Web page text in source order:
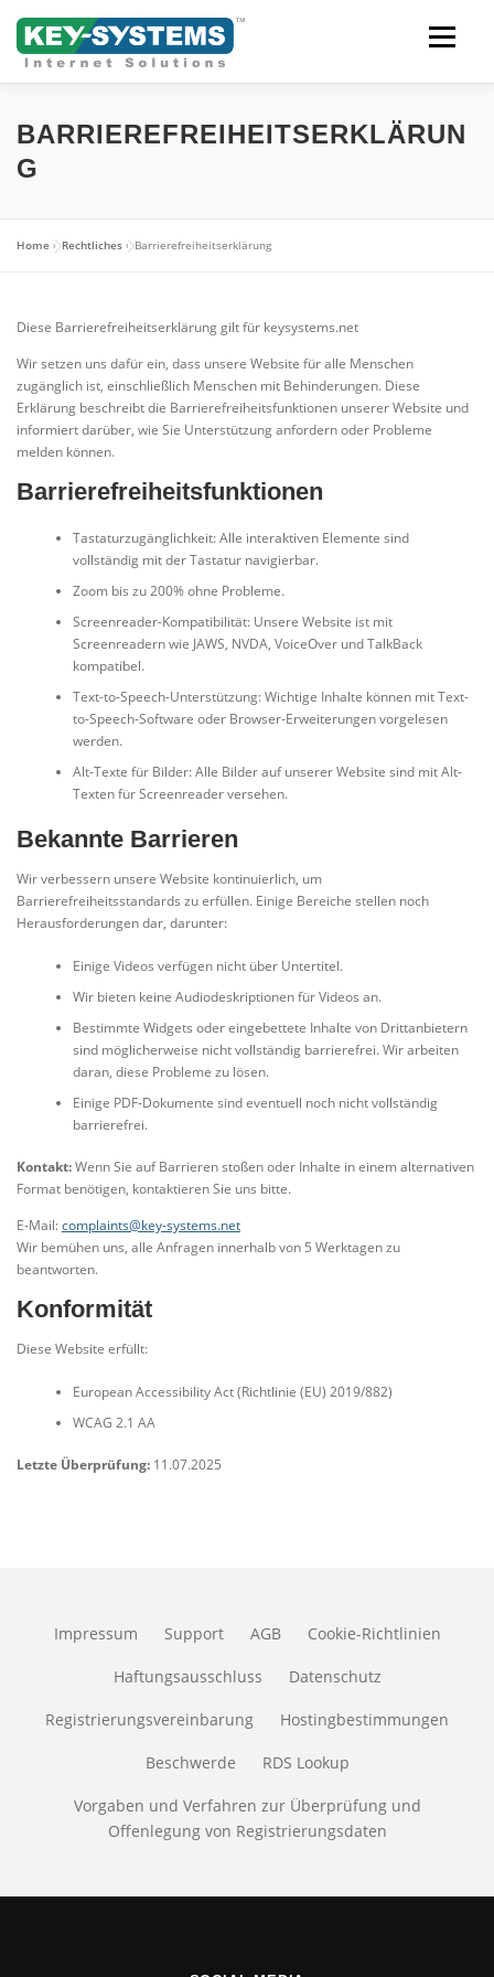
content
BARRIEREFREIHEITSERKLÄRUN
G
Home »Rechtliches »Barrierefreiheitserklärung
Diese Barrierefreiheitserklärung gilt für keysystems.net
Wir setzen uns dafür ein, dass unsere Website für alle Menschen
zugänglich ist, einschließlich Menschen mit Behinderungen. Diese
Erklärung beschreibt die Barrierefreiheitsfunktionen unserer Website und
informiert darüber, wie Sie Unterstützung anfordern oder Probleme
melden können.
Barrierefreiheitsfunktionen
Tastaturzugänglichkeit: Alle interaktiven Elemente sind
vollständig mit der Tastatur navigierbar.
Zoom bis zu 200% ohne Probleme.
Screenreader-Kompatibilität: Unsere Website ist mit
Screenreadern wie JAWS, NVDA, VoiceOver und TalkBack
kompatibel.
Text-to-Speech-Unterstützung: Wichtige Inhalte können mit Text-
to-Speech-Software oder Browser-Erweiterungen vorgelesen
werden.
Alt-Texte für Bilder: Alle Bilder auf unserer Website sind mit Alt-
Texten für Screenreader versehen.
Bekannte Barrieren
Wir verbessern unsere Website kontinuierlich, um
Barrierefreiheitsstandards zu erfüllen. Einige Bereiche stellen noch
Herausforderungen dar, darunter:
Einige Videos verfügen nicht über Untertitel.
Wir bieten keine Audiodeskriptionen für Videos an.
Bestimmte Widgets oder eingebettete Inhalte von Drittanbietern
sind möglicherweise nicht vollständig barrierefrei. Wir arbeiten
daran, diese Probleme zu lösen.
Einige PDF-Dokumente sind eventuell noch nicht vollständig
barrierefrei.
Kontakt:Wenn Sie auf Barrieren stoßen oder Inhalte in einem alternativen
Format benötigen, kontaktieren Sie uns bitte.
E-Mail:complaints@key-systems.net
Wir bemühen uns, alle Anfragen innerhalb von 5 Werktagen zu
beantworten.
Konformität
Diese Website erfüllt:
European Accessibility Act (Richtlinie (EU) 2019/882)
WCAG 2.1 AA
Letzte Überprüfung: 11.07.2025
Impressum Support AGB Cookie-Richtlinien
Haftungsausschluss Datenschutz
Registrierungsvereinbarung Hostingbestimmungen
Beschwerde RDS Lookup
Vorgaben und Verfahren zur Überprüfung und
Offenlegung von Registrierungsdaten